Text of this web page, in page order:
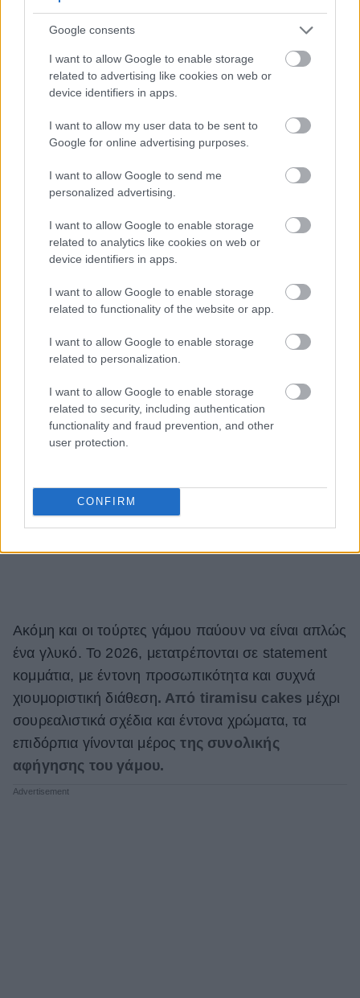
Google consents
I want to allow Google to enable storage
related to advertising like cookies on web or
device identifiers in apps.
I want to allow my user data to be sent to
Google for online advertising purposes.
I want to allow Google to send me
personalized advertising.
I want to allow Google to enable storage
related to analytics like cookies on web or
device identifiers in apps.
I want to allow Google to enable storage
related to functionality of the website or app.
I want to allow Google to enable storage
related to personalization.
I want to allow Google to enable storage
related to security, including authentication
functionality and fraud prevention, and other
user protection.
CONFIRM
ενισχύει την εμπειρία των καλεσμένων:
bars, αρωματικοί σταθμοί, ακόμα και
διακοσμήσεις με βότανα ή εσπεριδοειδή
μετατρέπουν τον χώρο σε κάτι που δεν βλέπεις
απλώς, αλλά βιώνεις με όλες τις αισθήσεις.
Ακόμη και οι τούρτες γάμου παύουν να είναι απλώς
ένα γλυκό. Το 2026, μετατρέπονται σε statement
κομμάτια, με έντονη προσωπικότητα και συχνά
χιουμοριστική διάθεση. Από tiramisu cakes μέχρι
σουρεαλιστικά σχέδια και έντονα χρώματα, τα
επιδόρπια γίνονται μέροςτης συνολικής
αφήγησης του γάμου.